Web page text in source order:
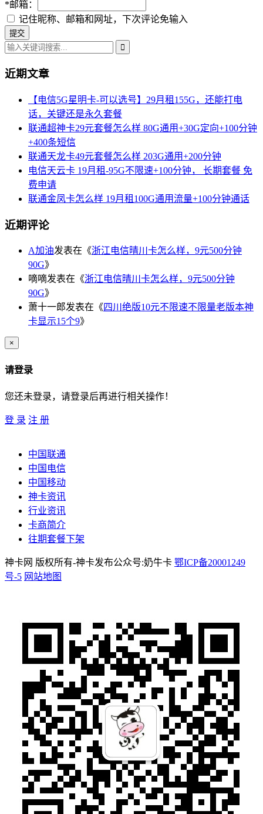
*邮箱：
记住昵称、邮箱和网址，下次评论免输入
近期文章
【电信5G星明卡-可以选号】29月租155G，还能打电
话，关键还是永久套餐
联通超神卡29元套餐怎么样 80G通用+30G定向+100分钟
+400条短信
联通天龙卡49元套餐怎么样 203G通用+200分钟
电信天云卡 19月租-95G不限速+100分钟， 长期套餐 免
费申请
联通金凤卡怎么样 19月租100G通用流量+100分钟通话
近期评论
A加油发表在《浙江电信晴川卡怎么样，9元500分钟
90G》
嘀嘀发表在《浙江电信晴川卡怎么样，9元500分钟
90G》
萧十一郎发表在《四川绝版10元不限速不限量老版本神
卡显示15个9》
×
请登录
您还未登录，请登录后再进行相关操作！
登 录 注 册
中国联通
中国电信
中国移动
神卡资讯
行业资讯
卡商简介
往期套餐下架
神卡网 版权所有-神卡发布公众号:奶牛卡 鄂ICP备20001249
号-5 网站地图